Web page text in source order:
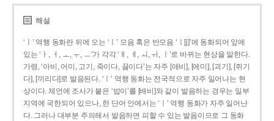
해설
‘ㅣ’ 역행 동화란 뒤에 오는 ‘ㅣ’ 모음 혹은 반모음 ‘ㅣ[j]’에 동화되어 앞에
있는 ‘ㅏ, ㅓ, ㅗ, ㅜ, ㅡ’가 각각 ‘ㅐ, ㅔ, ㅚ, ㅟ, ㅣ’로 바뀌는 현상을 말한다.
가령, ‘아비, 어미, 고기, 죽이다, 끓이다’는 자주 [애비], [에미], [괴기], [쥐기
다], [끼리다]로 발음된다. ‘ㅣ’ 역행 동화는 전국적으로 자주 일어나는 현
상이다. 체언에 조사가 붙은 ‘밥이’를 [배비]와 같이 발음하는 경우는 일부
지역에 국한되어 있으나, 한 단어 안에서는 ‘ㅣ’ 역행 동화가 자주 일어난
다. 그러나 대부분 주의해서 발음하면 피할 수 있는 발음이므로 그 동화